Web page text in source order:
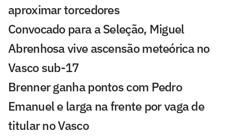
aproximar torcedores
Convocado para a Seleção, Miguel
Abrenhosa vive ascensão meteórica no
Vasco sub-17
Brenner ganha pontos com Pedro
Emanuel e larga na frente por vaga de
titular no Vasco